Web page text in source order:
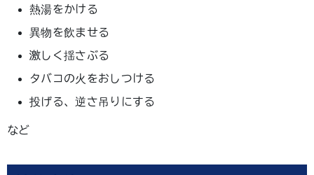
熱湯をかける
異物を飲ませる
激しく揺さぶる
タバコの火をおしつける
投げる、逆さ吊りにする
など